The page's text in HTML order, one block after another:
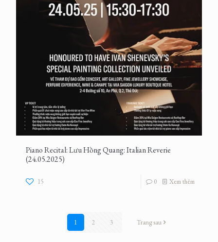
Piano Recital: Lưu Hồng Quang: Italian Reverie
(24.05.2025)
15 0 Xem thêm
1 2 3 Trang sau